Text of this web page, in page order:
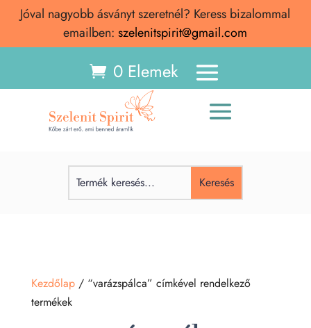
Jóval nagyobb ásványt szeretnél? Keress bizalommal
emailben: szelenitspirit@gmail.com
0 Elemek
Kezdőlap/ “varázspálca” címkével rendelkező
termékek